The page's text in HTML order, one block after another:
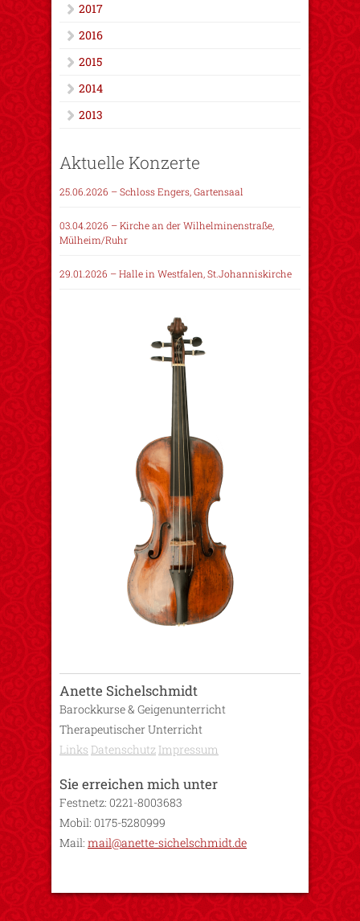
2017
2016
2015
2014
2013
Aktuelle Konzerte
25.06.2026 – Schloss Engers, Gartensaal
03.04.2026 – Kirche an der Wilhelminenstraße,
Mülheim/Ruhr
29.01.2026 – Halle in Westfalen, St.Johanniskirche
Anette Sichelschmidt
Barockkurse & Geigenunterricht
Therapeutischer Unterricht
Links Datenschutz Impressum
Sie erreichen mich unter
Festnetz: 0221-8003683
Mobil: 0175-5280999
Mail: mail@anette-sichelschmidt.de